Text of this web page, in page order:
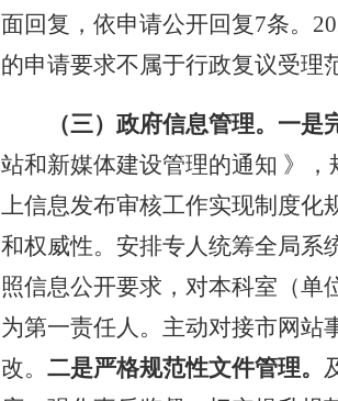
面回复，依申请公开回复7条。
的申请要求不属于行政复议受理
（三） 政府信息管理。 一是
站和新媒体建设管理的通知 》，
上信息发布审核工作实现制度化
和权威性。 安排专人统筹全局系
照信息公开要求，对本科室（单
为第一责任人。主动对接市网站
改。 二是严格规范性文件管理。